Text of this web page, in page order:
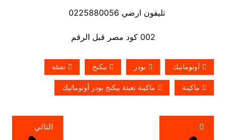
تليفون ارضي 0225880056
002 كود مصر قبل الرقم
أوتوماتيك بودر بيكنج تعبئة
ماكينة ماكينة تعبئة بيكنج بودر أوتوماتيك
تصفّح
التالي